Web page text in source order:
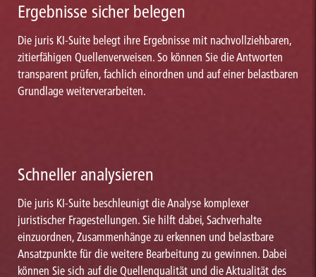
Ergebnisse sicher belegen
Die juris KI-Suite belegt ihre Ergebnisse mit nachvollziehbaren,
zitierfähigen Quellenverweisen. So können Sie die Antworten
transparent prüfen, fachlich einordnen und auf einer belastbaren
Grundlage weiterverarbeiten.
Schneller analysieren
Die juris KI-Suite beschleunigt die Analyse komplexer
juristischer Fragestellungen. Sie hilft dabei, Sachverhalte
einzuordnen, Zusammenhänge zu erkennen und belastbare
Ansatzpunkte für die weitere Bearbeitung zu gewinnen. Dabei
können Sie sich auf die Quellenqualität und die Aktualität des